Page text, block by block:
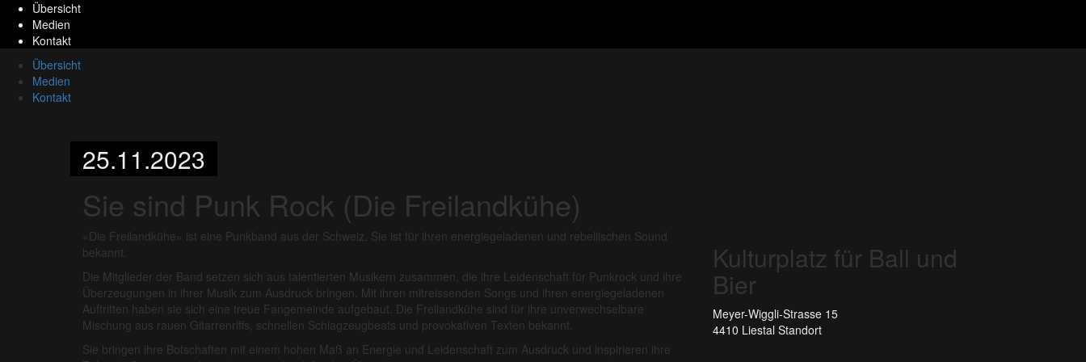
Übersicht
Medien
Kontakt
Übersicht
Medien
Kontakt
25.11.2023
Sie sind Punk Rock (Die Freilandkühe)
«Die Freilandkühe» ist eine Punkband aus der Schweiz. Sie ist für ihren energiegeladenen und rebellischen Sound
bekannt.
Die Mitglieder der Band setzen sich aus talentierten Musikern zusammen, die ihre Leidenschaft für Punkrock und ihre
Überzeugungen in ihrer Musik zum Ausdruck bringen. Mit ihren mitreissenden Songs und ihren energiegeladenen
Auftritten haben sie sich eine treue Fangemeinde aufgebaut. Die Freilandkühe sind für ihre unverwechselbare
Mischung aus rauen Gitarrenriffs, schnellen Schlagzeugbeats und provokativen Texten bekannt.
Sie bringen ihre Botschaften mit einem hohen Maß an Energie und Leidenschaft zum Ausdruck und inspirieren ihre
Kulturplatz für Ball und
Bier
Meyer-Wiggli-Strasse 15
4410 Liestal Standort